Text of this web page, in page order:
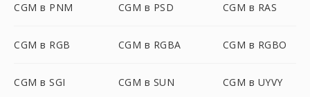
CGM в PNM CGM в PSD CGM в RAS
CGM в RGB CGM в RGBA CGM в RGBO
CGM в SGI CGM в SUN CGM в UYVY